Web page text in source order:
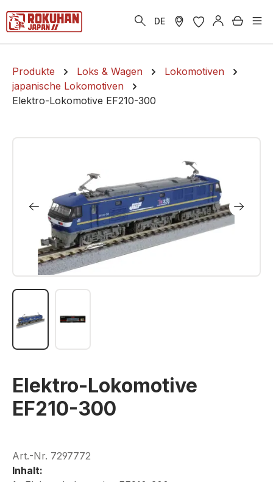
springen DE
Produkte Loks & Wagen
Lokomotiven
japanische Lokomotiven
Elektro-Lokomotive EF210-300
Bildergalerie überspringen
Elektro-Lokomotive
EF210-300
Art.-Nr. 7297772
Inhalt: